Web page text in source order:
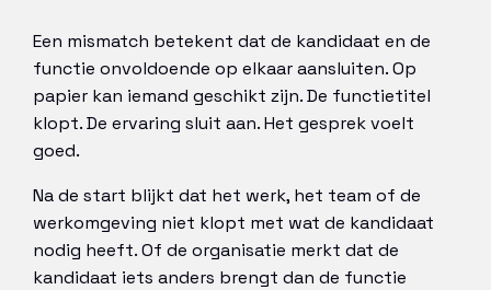
Een mismatch betekent dat de kandidaat en de
functie onvoldoende op elkaar aansluiten. Op
papier kan iemand geschikt zijn. De functietitel
klopt. De ervaring sluit aan. Het gesprek voelt
goed.
Na de start blijkt dat het werk, het team of de
werkomgeving niet klopt met wat de kandidaat
nodig heeft. Of de organisatie merkt dat de
kandidaat iets anders brengt dan de functie